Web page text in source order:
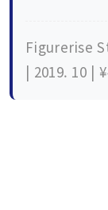
Figurerise
| 2019. 10 |